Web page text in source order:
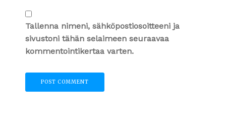
Tallenna nimeni, sähköpostiosoitteeni ja
sivustoni tähän selaimeen seuraavaa
kommentointikertaa varten.